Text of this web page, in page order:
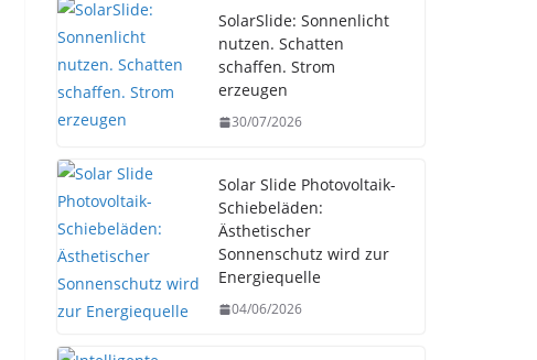
SolarSlide: Sonnenlicht
nutzen. Schatten
schaffen. Strom
erzeugen
30/07/2026
Solar Slide Photovoltaik-
Schiebeläden:
Ästhetischer
Sonnenschutz wird zur
Energiequelle
04/06/2026